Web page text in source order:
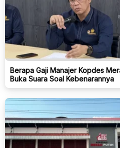
Berapa Gaji Manajer Kopdes
Buka Suara Soal Kebenarannya